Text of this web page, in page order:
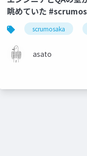
ue5 シェ
眺めていた
scrumosaka
asato